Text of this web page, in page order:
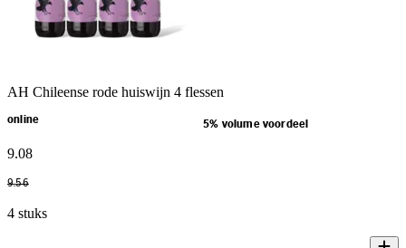
AH Chileense rode huiswijn 4 flessen
online 5% volume voordeel
9.08
9.56
4 stuks